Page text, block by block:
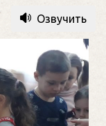
Озвучить